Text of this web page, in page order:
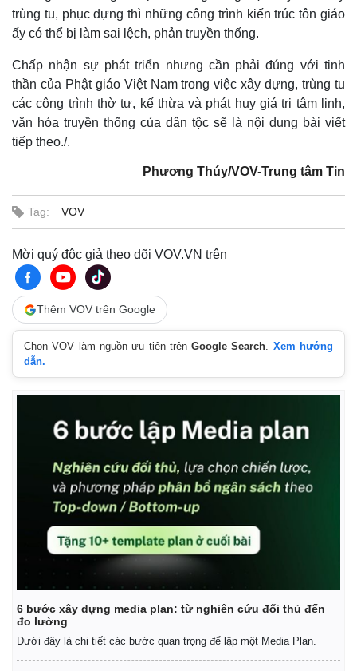
Chứng khoán
Giá cà phê
trùng tu, phục dựng thì những công trình kiến trúc tôn giáo
ấy có thể bị làm sai lệch, phản truyền thống.
Chấp nhận sự phát triển nhưng cần phải đúng với tinh
thần của Phật giáo Việt Nam trong việc xây dựng, trùng tu
các công trình thờ tự, kế thừa và phát huy giá trị tâm linh,
văn hóa truyền thống của dân tộc sẽ là nội dung bài viết
tiếp theo./.
Phương Thúy/VOV-Trung tâm Tin
Tag: VOV
Mời quý độc giả theo dõi VOV.VN trên
Thêm VOV trên Google
Chọn VOV làm nguồn ưu tiên trênGoogle Search. Xem hướng
dẫn.
6 bước xây dựng media plan: từ nghiên cứu đối thủ đến
đo lường
Dưới đây là chi tiết các bước quan trọng để lập một Media Plan.